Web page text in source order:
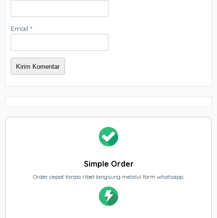
Email*
Simple Order
Order cepat tanpa ribet langsung melalui form whatsapp.